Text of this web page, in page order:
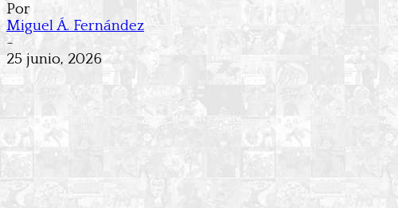
Por
Miguel Á. Fernández
-
25 junio, 2026